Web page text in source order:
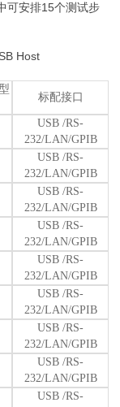
可安排15个测试步
Host
标配接口
USB /RS-
232/LAN/GPIB
USB /RS-
232/LAN/GPIB
USB /RS-
232/LAN/GPIB
USB /RS-
232/LAN/GPIB
USB /RS-
232/LAN/GPIB
USB /RS-
232/LAN/GPIB
USB /RS-
232/LAN/GPIB
USB /RS-
232/LAN/GPIB
USB /RS-